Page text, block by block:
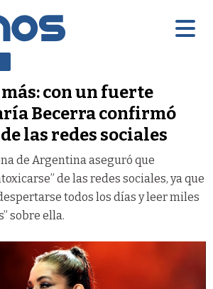
con un fuerte
Becerra confirmó
las redes sociales
de Argentina aseguró que
de las redes sociales, ya que
todos los días y leer miles
sobre ella.